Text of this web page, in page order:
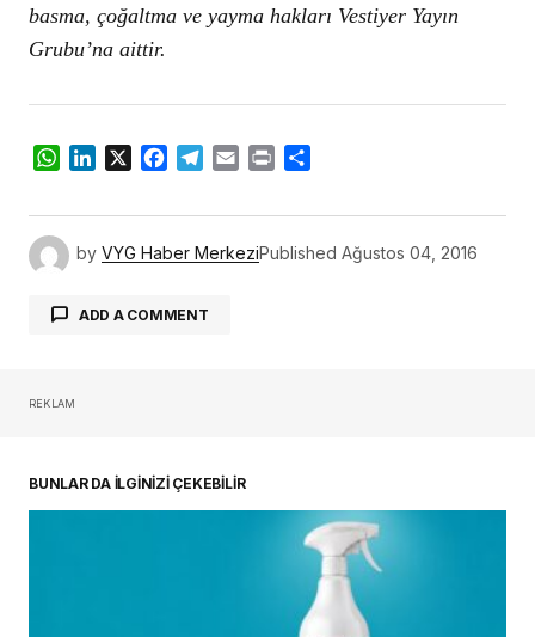
ADD A COMMENT
oturum açmalısınız
BUNLAR DA İLGİNİZİ ÇEKEBİLİR
Yeni Nesil Probiyotik Teknolojisi ile Prowill